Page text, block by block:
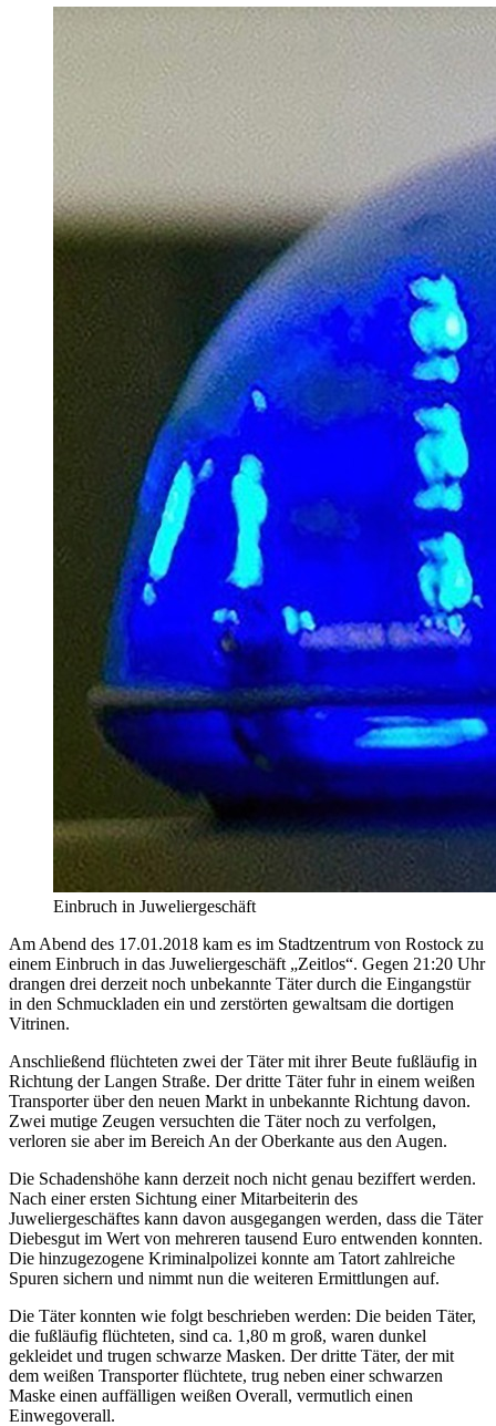
Einbruch in Juweliergeschäft
Am Abend des 17.01.2018 kam es im Stadtzentrum von Rostock zu
einem Einbruch in das Juweliergeschäft „Zeitlos“. Gegen 21:20 Uhr
drangen drei derzeit noch unbekannte Täter durch die Eingangstür
in den Schmuckladen ein und zerstörten gewaltsam die dortigen
Vitrinen.
Anschließend flüchteten zwei der Täter mit ihrer Beute fußläufig in
Richtung der Langen Straße. Der dritte Täter fuhr in einem weißen
Transporter über den neuen Markt in unbekannte Richtung davon.
Zwei mutige Zeugen versuchten die Täter noch zu verfolgen,
verloren sie aber im Bereich An der Oberkante aus den Augen.
Die Schadenshöhe kann derzeit noch nicht genau beziffert werden.
Nach einer ersten Sichtung einer Mitarbeiterin des
Juweliergeschäftes kann davon ausgegangen werden, dass die Täter
Diebesgut im Wert von mehreren tausend Euro entwenden konnten.
Die hinzugezogene Kriminalpolizei konnte am Tatort zahlreiche
Spuren sichern und nimmt nun die weiteren Ermittlungen auf.
Die Täter konnten wie folgt beschrieben werden: Die beiden Täter,
die fußläufig flüchteten, sind ca. 1,80 m groß, waren dunkel
gekleidet und trugen schwarze Masken. Der dritte Täter, der mit
dem weißen Transporter flüchtete, trug neben einer schwarzen
Maske einen auffälligen weißen Overall, vermutlich einen
Einwegoverall.